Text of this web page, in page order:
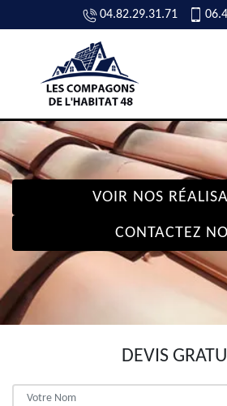
04.82.29.31.71
VOIR NOS
CONTACTEZ
DEVIS